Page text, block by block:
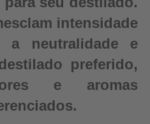
intensidade
a neutralidade e
preferido,
e aromas